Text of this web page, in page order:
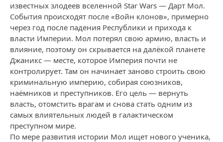
известных злодеев вселенной Star Wars — Дарт Мол.
События происходят после «Войн клонов», примерно
через год после падения Республики и прихода к
власти Империи. Мол потерял свою армию, власть и
влияние, поэтому он скрывается на далёкой планете
Джаникс — месте, которое Империя почти не
контролирует. Там он начинает заново строить свою
криминальную империю, собирая союзников,
наёмников и преступников. Его цель — вернуть
власть, отомстить врагам и снова стать одним из
самых влиятельных людей в галактическом
преступном мире.
По мере развития истории Мол ищет нового ученика,